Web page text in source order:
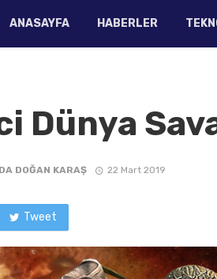
ANASAYFA HABERLER
Dünya
DOĞAN KARAŞ 22 Mart 2019
Tweet